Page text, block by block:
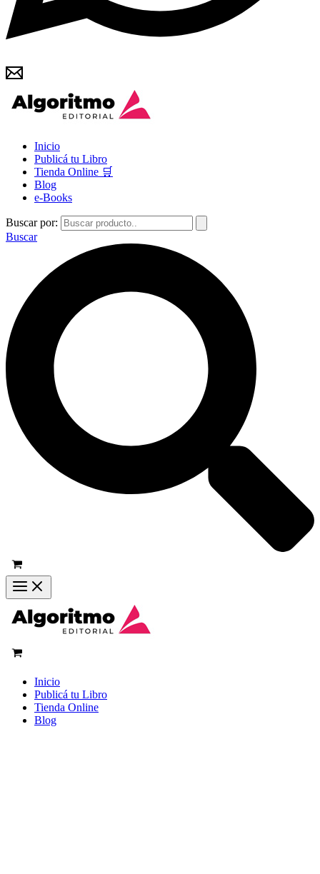
Inicio
Publicá tu Libro
Tienda Online 🛒
Blog
e-Books
Buscar por:
Buscar
Inicio
Publicá tu Libro
Tienda Online
Blog